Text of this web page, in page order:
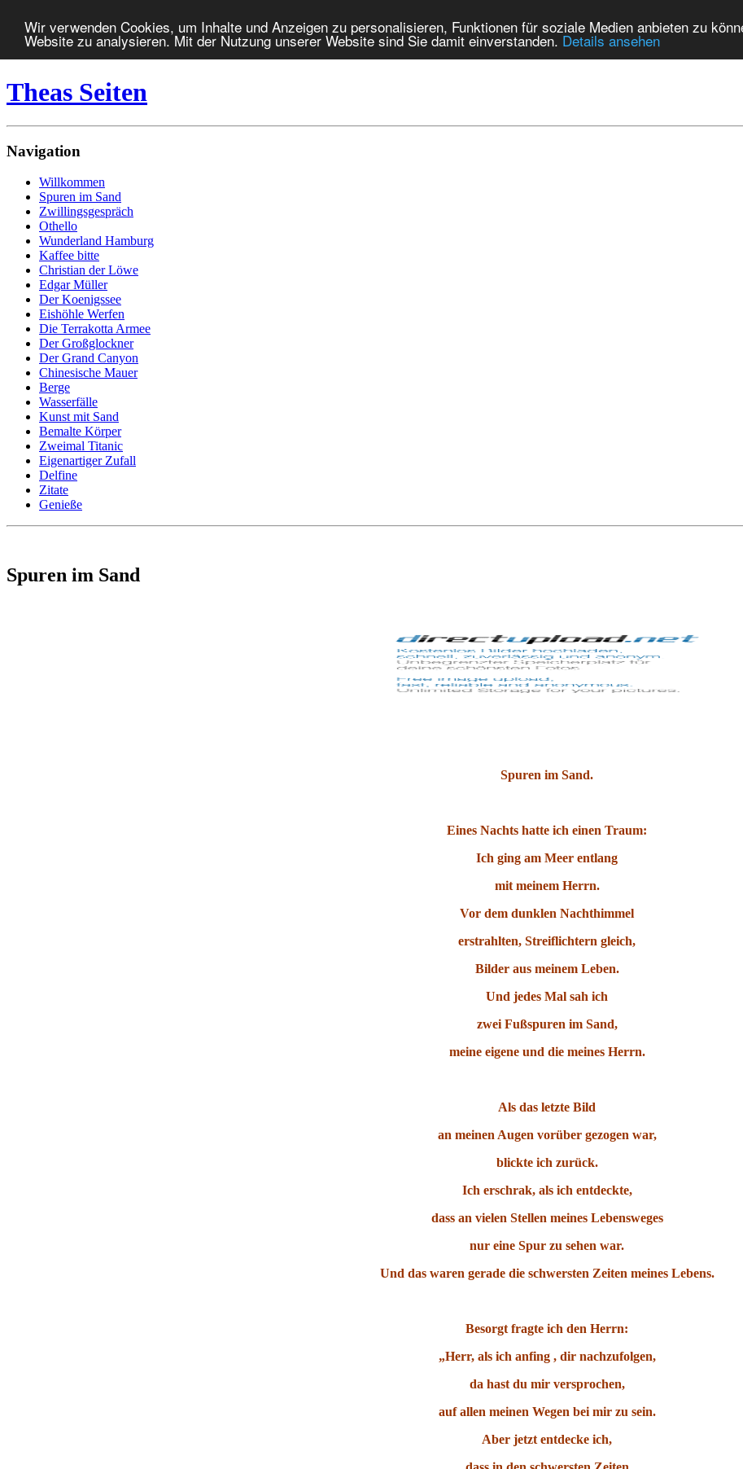
Wir verwenden Cookies, um Inhalte und Anzeigen zu personalisieren, Funktionen für soziale Medien anbieten zu
Website zu analysieren. Mit der Nutzung unserer Website sind Sie damit einverstanden. Details ansehen
Theas Seiten
Navigation
Willkommen
Spuren im Sand
Zwillingsgespräch
Othello
Wunderland Hamburg
Kaffee bitte
Christian der Löwe
Edgar Müller
Der Koenigssee
Eishöhle Werfen
Die Terrakotta Armee
Der Großglockner
Der Grand Canyon
Chinesische Mauer
Berge
Wasserfälle
Kunst mit Sand
Bemalte Körper
Zweimal Titanic
Eigenartiger Zufall
Delfine
Zitate
Genieße
Spuren im Sand
Spuren im Sand.
Eines Nachts hatte ich einen Traum:
Ich ging am Meer entlang
mit meinem Herrn.
Vor dem dunklen Nachthimmel
erstrahlten, Streiflichtern gleich,
Bilder aus meinem Leben.
Und jedes Mal sah ich
zwei Fußspuren im Sand,
meine eigene und die meines Herrn.
Als das letzte Bild
an meinen Augen vorüber gezogen war,
blickte ich zurück.
Ich erschrak, als ich entdeckte,
dass an vielen Stellen meines Lebensweges
nur eine Spur zu sehen war.
Und das waren gerade die schwersten Zeiten meines Lebens.
Besorgt fragte ich den Herrn:
„Herr, als ich anfing , dir nachzufolgen,
da hast du mir versprochen,
auf allen meinen Wegen bei mir zu sein.
Aber jetzt entdecke ich,